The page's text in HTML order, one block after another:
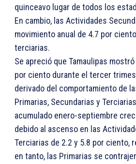
quinceavo lugar de todos los
En cambio, las Actividades
movimiento anual de 4.7 por
terciarias.
Se apreció que Tamaulipas
por ciento durante el tercer
derivado del comportamiento de
Primarias, Secundarias y
acumulado enero-septiembre
debido al ascenso en las
Terciarias de 2.2 y 5.8 por ciento,
en tanto, las Primarias se